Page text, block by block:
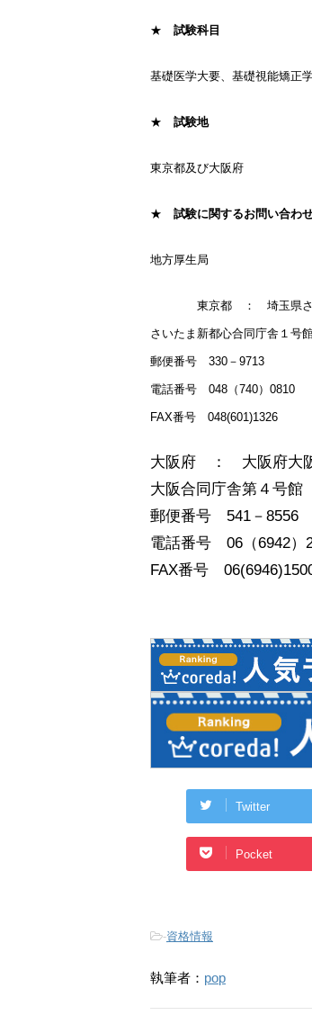
★ 試験科目
基礎医学大要、基礎視能矯正
★ 試験地
東京都及び大阪府
★ 試験に関するお問い合わ
地方厚生局
東京都 ： 埼玉県さいた
さいたま新都心合同庁舎１号
郵便番号 330－9713
電話番号 048（740）0810
FAX番号 048(601)1326
大阪府 ： 大阪府大阪
大阪合同庁舎第４号
郵便番号 541－8556
電話番号 06（6942）
FAX番号
Twitter
Pocket
-資格情報
執筆者： pop